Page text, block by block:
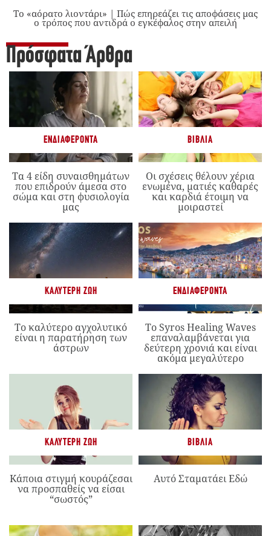
Το «αόρατο λιοντάρι» | Πώς επηρεάζει τις αποφάσεις μας
ο τρόπος που αντιδρά ο εγκέφαλος στην απειλή
Πρόσφατα Άρθρα
ΕΝΔΙΑΦΈΡΟΝΤΑ
Τα 4 είδη συναισθημάτων
που επιδρούν άμεσα στο
σώμα και στη φυσιολογία
μας
ΒΙΒΛΊΑ
Οι σχέσεις θέλουν χέρια
ενωμένα, ματιές καθαρές
και καρδιά έτοιμη να
μοιραστεί
ΚΑΛΎΤΕΡΗ ΖΩΉ
Το καλύτερο αγχολυτικό
είναι η παρατήρηση των
άστρων
ΕΝΔΙΑΦΈΡΟΝΤΑ
Το Syros Healing Waves
επαναλαμβάνεται για
δεύτερη χρονιά και είναι
ακόμα μεγαλύτερο
ΚΑΛΎΤΕΡΗ ΖΩΉ
Κάποια στιγμή κουράζεσαι
να προσπαθείς να είσαι
“σωστός”
ΒΙΒΛΊΑ
Αυτό Σταματάει Εδώ